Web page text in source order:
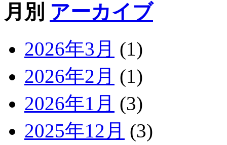
月別 アーカイブ
2026年3月 (1)
2026年2月 (1)
2026年1月 (3)
2025年12月 (3)